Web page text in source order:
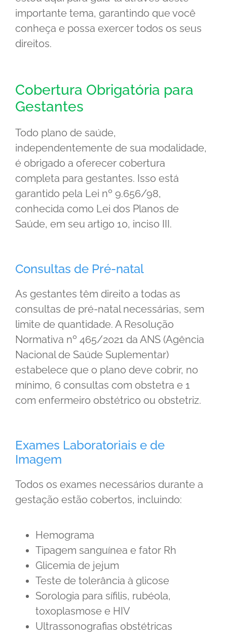
importante tema, garantindo que você
conheça e possa exercer todos os seus
direitos.
Cobertura Obrigatória para
Gestantes
Todo plano de saúde,
independentemente de sua modalidade,
é obrigado a oferecer cobertura
completa para gestantes. Isso está
garantido pela Lei nº 9.656/98,
conhecida como Lei dos Planos de
Saúde, em seu artigo 10, inciso III.
Consultas de Pré-natal
As gestantes têm direito a todas as
consultas de pré-natal necessárias, sem
limite de quantidade. A Resolução
Normativa nº 465/2021 da ANS (Agência
Nacional de Saúde Suplementar)
estabelece que o plano deve cobrir, no
mínimo, 6 consultas com obstetra e 1
com enfermeiro obstétrico ou obstetriz.
Exames Laboratoriais e de
Imagem
Todos os exames necessários durante a
gestação estão cobertos, incluindo:
Hemograma
Tipagem sanguínea e fator Rh
Glicemia de jejum
Teste de tolerância à glicose
Sorologia para sífilis, rubéola,
toxoplasmose e HIV
Ultrassonografias obstétricas